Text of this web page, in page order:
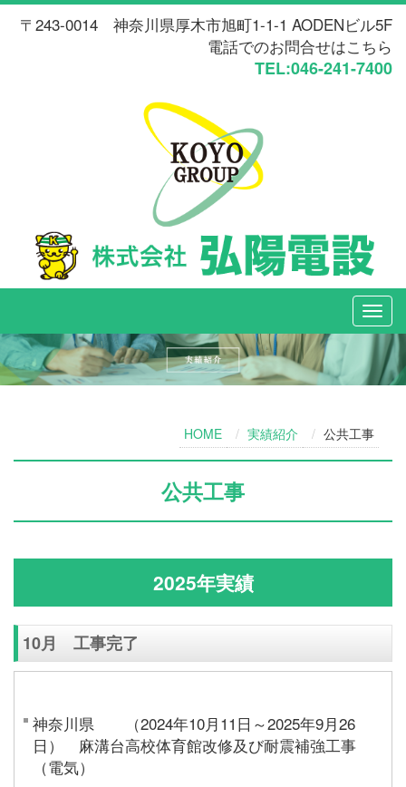
〒243-0014 神奈川県厚木市旭町1-1-1 AODENビル5F
電話でのお問合せはこちら
TEL:046-241-7400
HOME 実績紹介 公共工事
公共工事
2025年実績
10月 工事完了
神奈川県 （2024年10月11日～2025年9月26
日） 麻溝台高校体育館改修及び耐震補強工事
（電気）